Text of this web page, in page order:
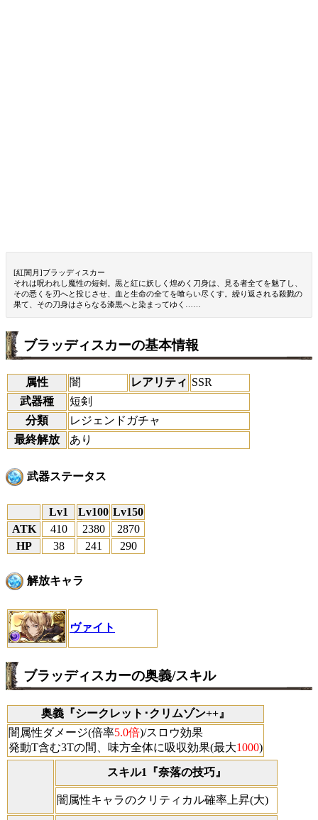
[紅闇月]ブラッディスカー
それは呪われし魔性の短剣。黒と紅に妖しく煌めく刀身は、見る者全てを魅了し、
その悉くを刃へと投じさせ、血と生命の全てを喰らい尽くす。繰り返される殺戮の
果て、その刀身はさらなる漆黒へと染まってゆく……
ブラッディスカーの基本情報
属性 闇 レアリティ SSR
武器種
短剣
分類
レジェンドガチャ
最終解放
あり
武器ステータス
Lv1 Lv100 Lv150
ATK
410 2380
2870
HP
38 241 290
解放キャラ
ヴァイト
ブラッディスカーの奥義/スキル
奥義『シークレット･クリムゾン++』
闇属性ダメージ(倍率5.0倍)/スロウ効果
発動T含む3Tの間、味方全体に吸収効果(最大1000)
スキル1『奈落の技巧』
闇属性キャラのクリティカル確率上昇(大)